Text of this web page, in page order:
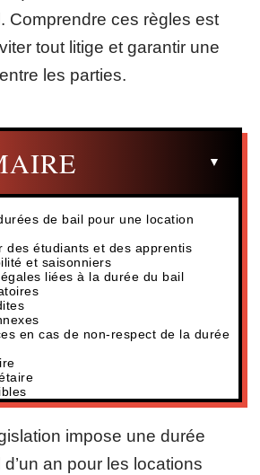
Comprendre ces règles est
tout litige et garantir une
les parties.
de bail pour une location
des étudiants et des apprentis
et saisonniers
liées à la durée du bail
en cas de non-respect de la durée
impose une durée
an pour les locations